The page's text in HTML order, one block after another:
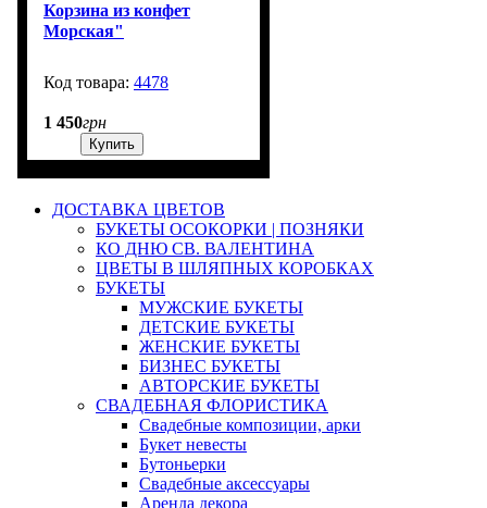
Корзина из конфет
Морская"
4478
1 450грн
Купить
ДОСТАВКА ЦВЕТОВ
БУКЕТЫ ОСОКОРКИ | ПОЗНЯКИ
КО ДНЮ СВ. ВАЛЕНТИНА
ЦВЕТЫ В ШЛЯПНЫХ КОРОБКАХ
БУКЕТЫ
МУЖСКИЕ БУКЕТЫ
ДЕТСКИЕ БУКЕТЫ
ЖЕНСКИЕ БУКЕТЫ
БИЗНЕС БУКЕТЫ
АВТОРСКИЕ БУКЕТЫ
СВАДЕБНАЯ ФЛОРИСТИКА
Свадебные композиции, арки
Букет невесты
Бутоньерки
Свадебные аксессуары
Аренда декора